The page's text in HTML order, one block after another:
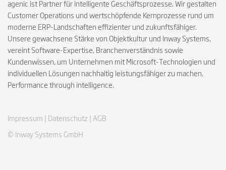
agenic ist Partner für intelligente Geschäftsprozesse. Wir gestalten
Customer Operations und wertschöpfende Kernprozesse rund um
moderne ERP-Landschaften effizienter und zukunftsfähiger.
Unsere gewachsene Stärke von Objektkultur und Inway Systems,
vereint Software-Expertise, Branchenverständnis sowie
Kundenwissen, um Unternehmen mit Microsoft-Technologien und
individuellen Lösungen nachhaltig leistungsfähiger zu machen.
Performance through intelligence.
© Inway Systems GmbH
Impressum | Datenschutz | AGB